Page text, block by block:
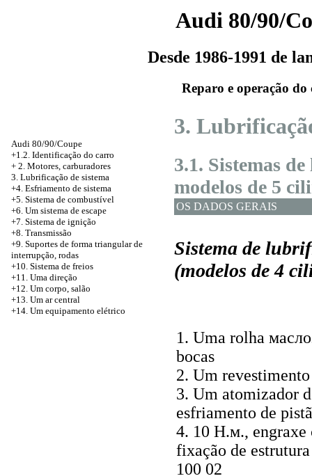
Audi 80/90/
Desde 1986-1991 de
Reparo e operação do
Audi 80/90/Coupe
+1.2. Identificação do carro
+ 2. Motores, carburadores
3. Lubrificação de sistema
+4. Esfriamento de sistema
+5. Sistema de combustível
+6. Um sistema de escape
+7. Sistema de ignição
+8. Transmissão
+9. Suportes de forma triangular de
interrupção, rodas
+10. Sistema de freios
+11. Uma direção
+12. Um corpo, salão
+13. Um ar central
+14. Um equipamento elétrico
3.
3.1. Sistemas
modelos de 5
OS DADOS GERAIS
Sistema de
(modelos de 4
1. Uma rolha
bocas
2. Um revestimento
3. Um atomizador
esfriamento de
4. 10 Н.м., engraxe
fixação de
100 02